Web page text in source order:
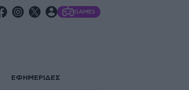
GAMES
ΕΦΗΜΕΡΙΔΕΣ